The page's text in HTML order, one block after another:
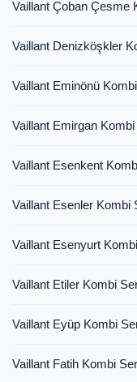
Vaillant Çoban Çesme
Vaillant Denizköşkler
Vaillant Eminönü
Vaillant Emirgan
Vaillant Esenkent
Vaillant Esenler Kombi
Vaillant Esenyurt
Vaillant Etiler Kombi
Vaillant Eyüp Kombi
Vaillant Fatih Kombi